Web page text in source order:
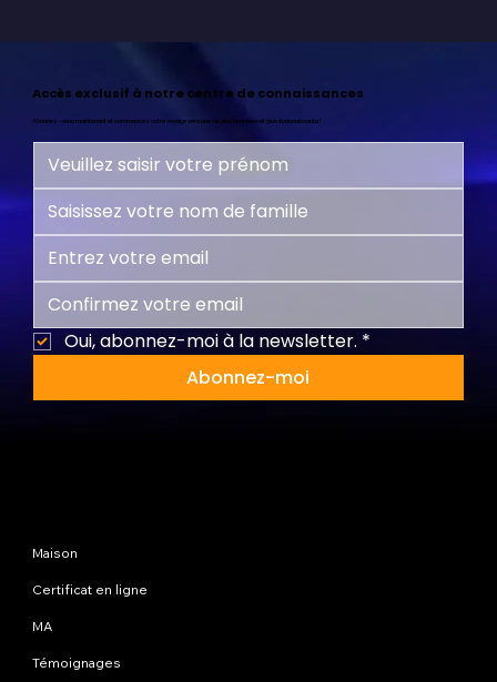
Accès exclusif à notre centre de connaissances
Abonnez-vous maintenant et commencez votre voyage vers une vie plus heureuse et plus épanouissante !
Oui, abonnez-moi à la newsletter. *
Abonnez-moi
Maison
Certificat en ligne
MA
Témoignages